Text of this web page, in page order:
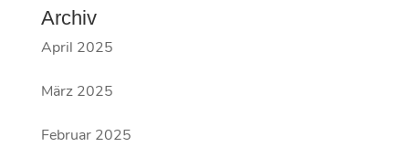
Archiv
April 2025
März 2025
Februar 2025